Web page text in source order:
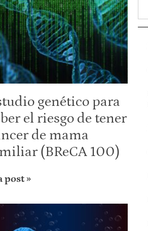
genético para
el riesgo de tener
de mama
(BReCA 100)
post »